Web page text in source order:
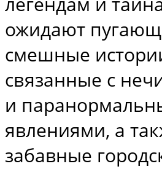
ожидают
смешные
связанные с
и
явлениями, а
забавные